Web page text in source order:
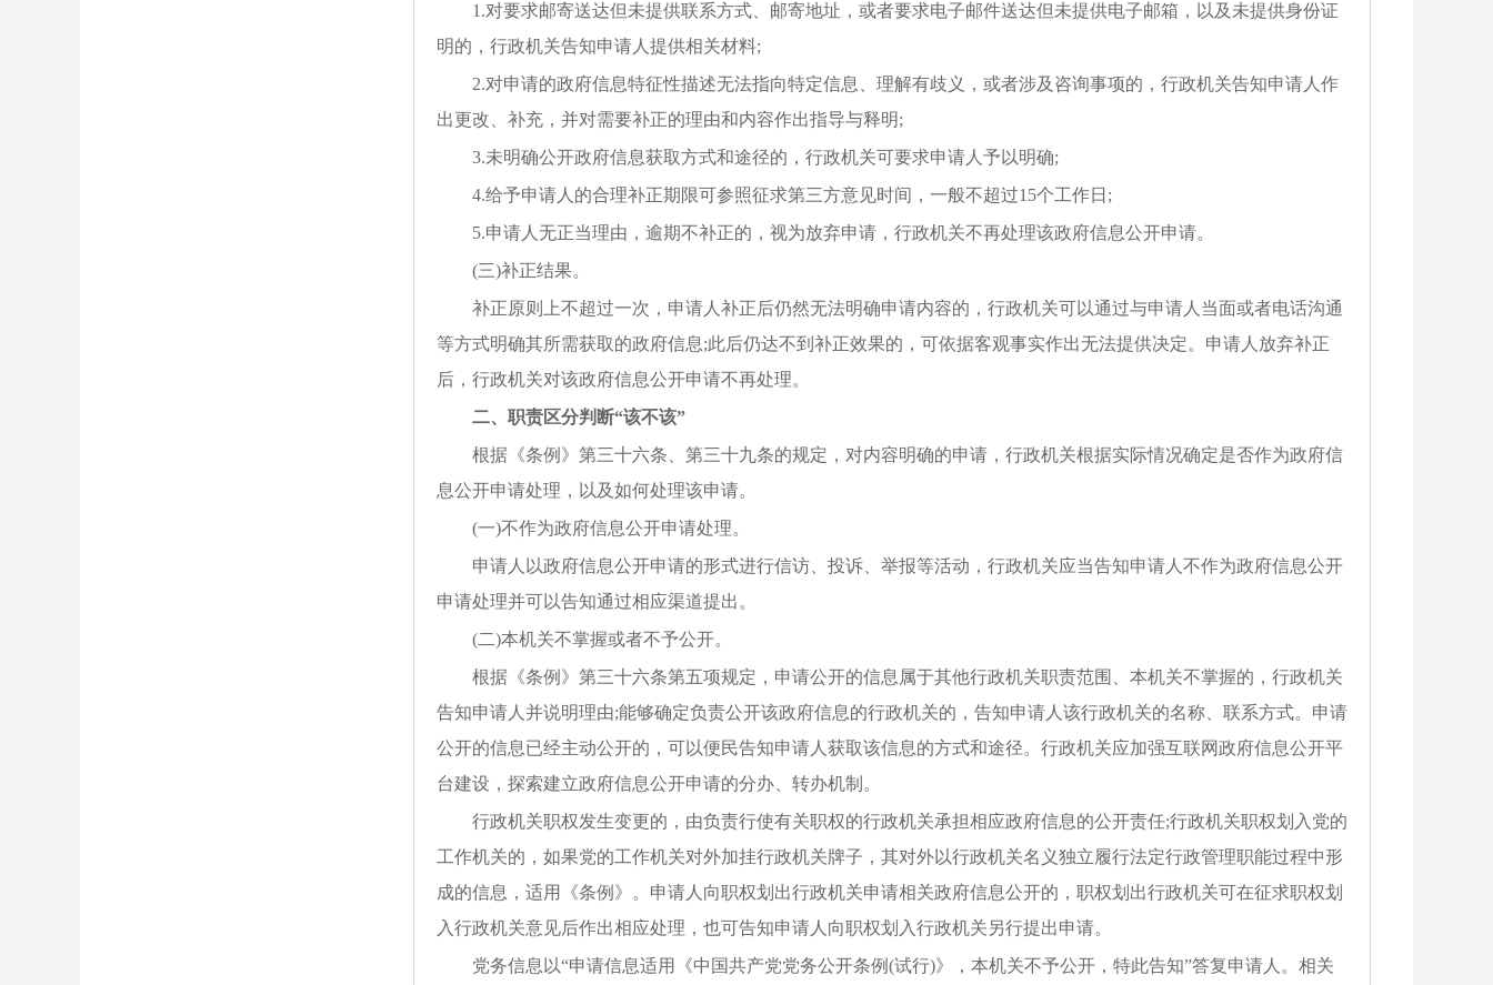
1.对要求邮寄送达但未提供联系方式、邮寄地址，或者要求电子邮件送达但未提供电子邮箱，以及未提供身份证
明的，行政机关告知申请人提供相关材料;
2.对申请的政府信息特征性描述无法指向特定信息、理解有歧义，或者涉及咨询事项的，行政机关告知申请人作
出更改、补充，并对需要补正的理由和内容作出指导与释明;
3.未明确公开政府信息获取方式和途径的，行政机关可要求申请人予以明确;
4.给予申请人的合理补正期限可参照征求第三方意见时间，一般不超过15个工作日;
5.申请人无正当理由，逾期不补正的，视为放弃申请，行政机关不再处理该政府信息公开申请。
(三)补正结果。
补正原则上不超过一次，申请人补正后仍然无法明确申请内容的，行政机关可以通过与申请人当面或者电话沟通
等方式明确其所需获取的政府信息;此后仍达不到补正效果的，可依据客观事实作出无法提供决定。申请人放弃补正
后，行政机关对该政府信息公开申请不再处理。
二、职责区分判断“该不该”
根据《条例》第三十六条、第三十九条的规定，对内容明确的申请，行政机关根据实际情况确定是否作为政府信
息公开申请处理，以及如何处理该申请。
(一)不作为政府信息公开申请处理。
申请人以政府信息公开申请的形式进行信访、投诉、举报等活动，行政机关应当告知申请人不作为政府信息公开
申请处理并可以告知通过相应渠道提出。
(二)本机关不掌握或者不予公开。
根据《条例》第三十六条第五项规定，申请公开的信息属于其他行政机关职责范围、本机关不掌握的，行政机关
告知申请人并说明理由;能够确定负责公开该政府信息的行政机关的，告知申请人该行政机关的名称、联系方式。申请
公开的信息已经主动公开的，可以便民告知申请人获取该信息的方式和途径。行政机关应加强互联网政府信息公开平
台建设，探索建立政府信息公开申请的分办、转办机制。
行政机关职权发生变更的，由负责行使有关职权的行政机关承担相应政府信息的公开责任;行政机关职权划入党的
工作机关的，如果党的工作机关对外加挂行政机关牌子，其对外以行政机关名义独立履行法定行政管理职能过程中形
成的信息，适用《条例》。申请人向职权划出行政机关申请相关政府信息公开的，职权划出行政机关可在征求职权划
入行政机关意见后作出相应处理，也可告知申请人向职权划入行政机关另行提出申请。
党务信息以“申请信息适用《中国共产党党务公开条例(试行)》，本机关不予公开，特此告知”答复申请人。相关